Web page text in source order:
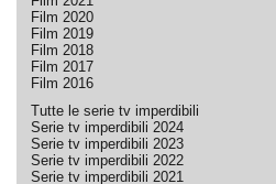
Film 2020
Film 2019
Film 2018
Film 2017
Film 2016
Tutte le serie tv imperdibili
Serie tv imperdibili 2024
Serie tv imperdibili 2023
Serie tv imperdibili 2022
Serie tv imperdibili 2021